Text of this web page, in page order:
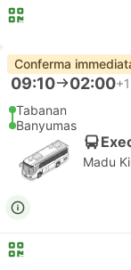
Conferma
09:10 02:00+1
Tabanan
Banyumas
Madu